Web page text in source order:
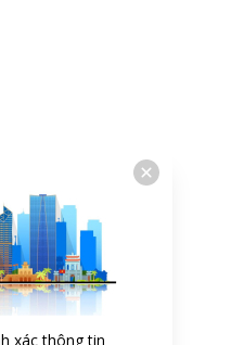
xác thông tin